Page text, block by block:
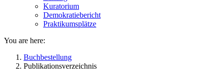
Kuratorium
Demokratiebericht
Praktikumsplätze
You are here:
Buchbestellung
Publikationsverzeichnis